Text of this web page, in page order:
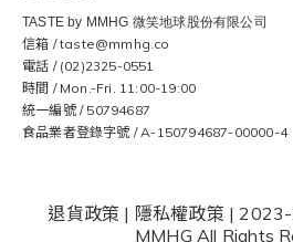
TASTE by MMHG 微笑地球股份有限公司
信箱 / taste@mmhg.co
電話 / (02)2325-0551
時間 / Mon.-Fri. 11:00-19:00
統一編號 / 50794687
食品業者登錄字號 / A-150794687-00000-4
退貨政策 | 隱私權政策 |
MMHG All Rights